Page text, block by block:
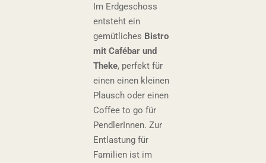
Im Erdgeschoss
entsteht ein
gemütliches Bistro
mit Cafébar und
Theke, perfekt für
einen einen kleinen
Plausch oder einen
Coffee to go für
PendlerInnen. Zur
Entlastung für
Familien ist im